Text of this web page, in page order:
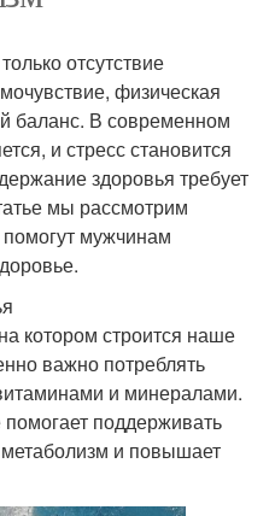
отсутствие
физическая
баланс. В современном
и стресс становится
здоровья требует
мы рассмотрим
мужчинам
котором строится наше
важно потреблять
и минералами.
поддерживать
и повышает